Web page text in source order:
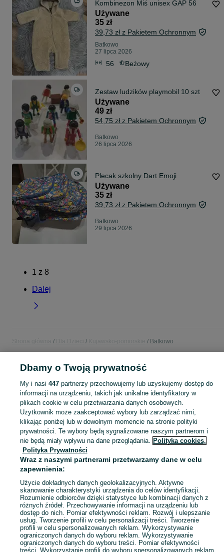
Kombinezon Miś unisex GAP 56
Używane
35 zł
39,73 zł z Pakietem Ochronnym
Batkowo
27 lipca 2026
56 Beżowy
Zestaw ludzików playmobil 10 szt
Używane
49 zł
54,75 zł z Pakietem Ochronnym
Batkowo
26 lipca 2026
Plecak szkolny Dart Emoji
Używane
35 zł
39,73 zł z Pakietem Ochronnym
Batkowo
29 lipca 2026
1 z 8
Dalej
Batkowo
DLA DZIECI
KATEGORIA
Zakupy dla Twojej pociechy mogą być dziecinnie proste! Znajdź to, czego potrzebujesz w kategorii Dla Dzieci na OLX - Batkowo i okolice! Zobacz
Mapa kategorii
Mapa miejscowości
Mapa ministron
Popularne wyszukiwania
Dbamy o Twoją prywatność
My i nasi 447partnerzy przechowujemy lub uzyskujemy dostęp do
informacji na urządzeniu, takich jak unikalne identyfikatory w
plikach cookie w celu przetwarzania danych osobowych.
Użytkownik może zaakceptować wybory lub zarządzać nimi,
klikając poniżej lub w dowolnym momencie na stronie polityki
prywatności. Te wybory będą sygnalizowane naszym partnerom i
nie będą miały wpływu na dane przeglądania. Polityka cookies,
Polityka Prywatności
Wraz z naszymi partnerami przetwarzamy dane w celu
zapewnienia:
Użycie dokładnych danych geolokalizacyjnych. Aktywne
skanowanie charakterystyki urządzenia do celów identyfikacji.
Rozumienie odbiorców dzięki statystyce lub kombinacji danych z
różnych źródeł. Przechowywanie informacji na urządzeniu lub
dostęp do nich. Pomiar efektywności reklam. Rozwój i ulepszanie
usług. Tworzenie profili w celu personalizacji treści. Tworzenie
profili w celu spersonalizowanych reklam. Wykorzystywanie
ograniczonych danych do wyboru reklam. Wykorzystywanie
ograniczonych danych do wyboru treści. Pomiar efektywności
treści. Wykorzystanie profili do wyboru spersonalizowanych reklam.